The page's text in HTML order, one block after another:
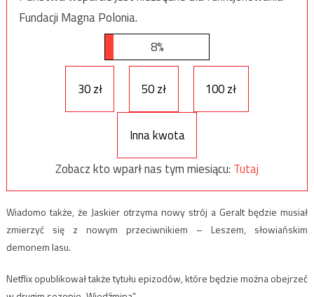
Fundacji Magna Polonia.
8%
30 zł 50 zł 100 zł
Inna kwota
Zobacz kto wparł nas tym miesiącu: Tutaj
Wiadomo także, że Jaskier otrzyma nowy strój a Geralt będzie musiał
zmierzyć się z nowym przeciwnikiem – Leszem, słowiańskim
demonem lasu.
Netflix opublikował także tytułu epizodów, które będzie można obejrzeć